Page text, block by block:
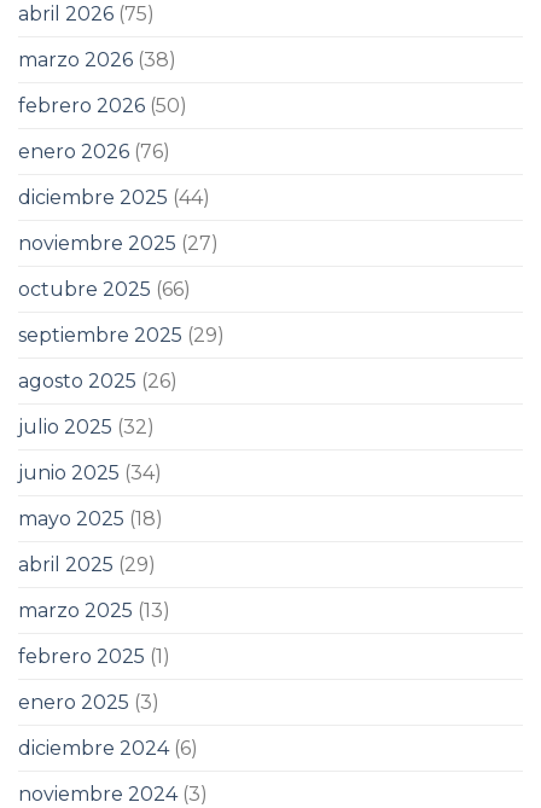
abril 2026 (75)
marzo 2026 (38)
febrero 2026 (50)
enero 2026 (76)
diciembre 2025 (44)
noviembre 2025 (27)
octubre 2025 (66)
septiembre 2025 (29)
agosto 2025 (26)
julio 2025 (32)
junio 2025 (34)
mayo 2025 (18)
abril 2025 (29)
marzo 2025 (13)
febrero 2025 (1)
enero 2025 (3)
diciembre 2024(6)
noviembre 2024(3)